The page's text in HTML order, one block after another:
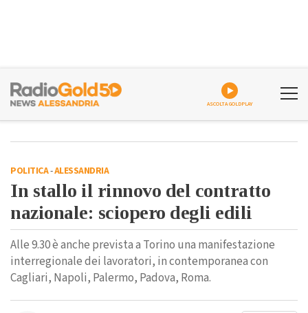
ASCOLTA GOLDPLAY
POLITICA-ALESSANDRIA
In stallo il rinnovo del contratto
nazionale: sciopero degli edili
Alle 9.30 è anche prevista a Torino una manifestazione
interregionale dei lavoratori, in contemporanea con
Cagliari, Napoli, Palermo, Padova, Roma.